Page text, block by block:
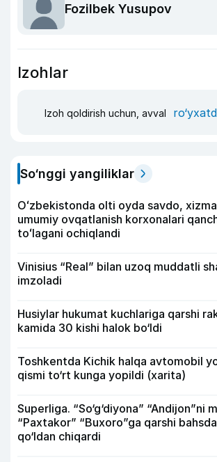
Fozilbek Yusupov
Izohlar
Izoh qoldirish uchun, avval
So‘nggi yangiliklar
Oʻzbekistonda olti oyda savdo,
umumiy ovqatlanish korxonalari
toʻlagani ochiqlandi
Vinisius “Real” bilan uzoq muddatli
imzoladi
Husiylar hukumat kuchlariga qarshi
kamida 30 kishi halok bo‘ldi
Toshkentda Kichik halqa avtomobil
qismi to‘rt kunga yopildi (xarita)
Superliga. “So‘g‘diyona” “Andijon”ni
“Paxtakor” “Buxoro”ga qarshi
qo‘ldan chiqardi